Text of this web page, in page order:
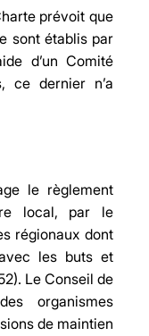
prévoit que
sont établis par
d’un Comité
ce dernier n’a
le règlement
local, par le
régionaux dont
les buts et
Le Conseil de
organismes
de maintien